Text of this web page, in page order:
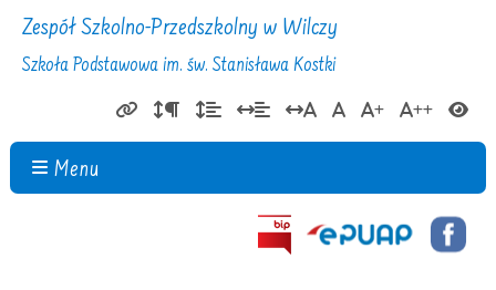
Zespół Szkolno-Przedszkolny w Wilczy
Szkoła Podstawowa im. św. Stanisława Kostki
Menu